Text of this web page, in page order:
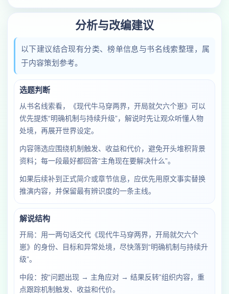
分析与改编建议
以下建议结合现有分类、榜单信息与书名线索整理，属
于内容策划参考。
选题判断
从书名线索看，《现代牛马穿两界，开局就欠六个崽》可以
优先提炼“明确机制与持续升级”，解说时先让观众听懂人物
处境，再展开世界设定。
内容筛选应围绕机制触发、收益和代价，避免开头堆积背景
资料；每一段最好都回答“主角现在要解决什么”。
如果后续补到正式简介或章节信息，应优先用原文事实替换
推演内容，并保留最有辨识度的一条主线。
解说结构
开局：用一两句话交代《现代牛马穿两界，开局就欠六个
崽》的身份、目标和异常处境，尽快落到“明确机制与持续升
级”。
中段：按“问题出现 → 主角应对 → 结果反转”组织内容，重
点跟踪机制触发、收益和代价。